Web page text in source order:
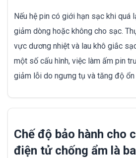
Nếu hệ pin có giới hạn sạc khi quá
giảm dòng hoặc không cho sạc.
vực dương nhiệt và lau khô giắc
một số cấu hình, việc làm ấm pin
giảm lỗi do ngưng tụ và tăng độ ổn
Chế độ bảo hành cho
điện tử chống ẩm là